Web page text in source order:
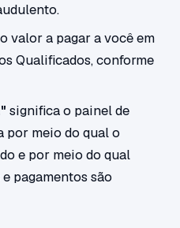
valor a pagar a você em
Qualificados, conforme
significa o painel de
por meio do qual o
e por meio do qual
pagamentos são